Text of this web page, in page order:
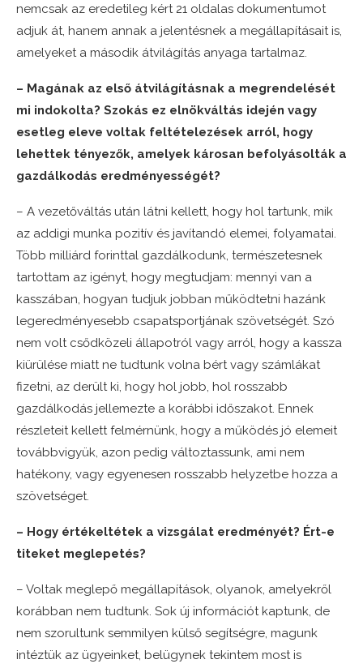
nemcsak az eredetileg kért 21 oldalas dokumentumot
adjuk át, hanem annak a jelentésnek a megállapításait is,
amelyeket a második átvilágítás anyaga tartalmaz.
– Magának az első átvilágításnak a megrendelését
mi indokolta? Szokás ez elnökváltás idején vagy
esetleg eleve voltak feltételezések arról, hogy
lehettek tényezők, amelyek károsan befolyásolták a
gazdálkodás eredményességét?
– A vezetőváltás után látni kellett, hogy hol tartunk, mik
az addigi munka pozitív és javítandó elemei, folyamatai.
Több milliárd forinttal gazdálkodunk, természetesnek
tartottam az igényt, hogy megtudjam: mennyi van a
kasszában, hogyan tudjuk jobban működtetni hazánk
legeredményesebb csapatsportjának szövetségét. Szó
nem volt csődközeli állapotról vagy arról, hogy a kassza
kiürülése miatt ne tudtunk volna bért vagy számlákat
fizetni, az derült ki, hogy hol jobb, hol rosszabb
gazdálkodás jellemezte a korábbi időszakot. Ennek
részleteit kellett felmérnünk, hogy a működés jó elemeit
továbbvigyük, azon pedig változtassunk, ami nem
hatékony, vagy egyenesen rosszabb helyzetbe hozza a
szövetséget.
– Hogy értékeltétek a vizsgálat eredményét? Ért-e
titeket meglepetés?
– Voltak meglepő megállapítások, olyanok, amelyekről
korábban nem tudtunk. Sok új információt kaptunk, de
nem szorultunk semmilyen külső segítségre, magunk
intéztük az ügyeinket, belügynek tekintem most is